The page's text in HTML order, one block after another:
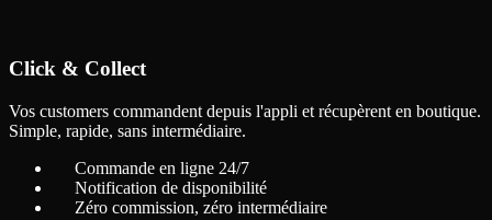
Click & Collect
Vos customers commandent depuis l'appli et récupèrent en boutique.
Simple, rapide, sans intermédiaire.
Commande en ligne 24/7
Notification de disponibilité
Zéro commission, zéro intermédiaire